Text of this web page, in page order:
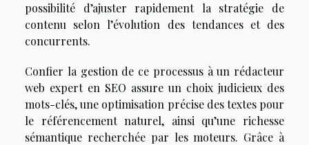
possibilité d’ajuster rapidement la stratégie de
contenu selon l’évolution des tendances et des
concurrents.
Confier la gestion de ce processus à un rédacteur
web expert en SEO assure un choix judicieux des
mots-clés, une optimisation précise des textes pour
le référencement naturel, ainsi qu’une richesse
sémantique recherchée par les moteurs. Grâce à